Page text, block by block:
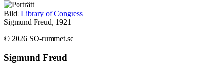
Bild: Library of Congress
Sigmund Freud, 1921
© 2026 SO-rummet.se
Sigmund Freud